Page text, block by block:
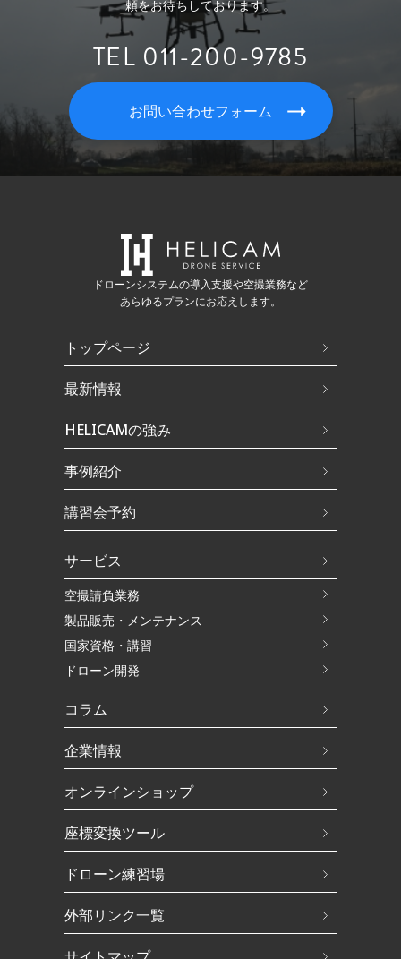
頼をお待ちしております。
TEL 011-200-9785
お問い合わせフォーム
ドローンシステムの導入支援や空撮業務など
あらゆるプランにお応えします。
トップページ
最新情報
HELICAMの強み
事例紹介
講習会予約
サービス
空撮請負業務
製品販売・メンテナンス
国家資格・講習
ドローン開発
コラム
企業情報
オンラインショップ
座標変換ツール
ドローン練習場
外部リンク一覧